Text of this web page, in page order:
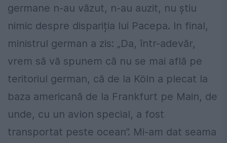
germane n-au văzut, n-au auzit, nu știu
nimic despre dispariția lui Pacepa. In final,
ministrul german a zis: „Da, într-adevăr,
vrem să vă spunem că nu se mai află pe
teritoriul german, că de la Köln a plecat la
baza americană de la Frankfurt pe Main, de
unde, cu un avion special, a fost
transportat peste ocean”. Mi-am dat seama